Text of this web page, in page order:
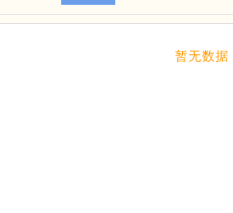
暂无数据